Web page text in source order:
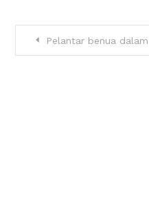
Pelantar benua dalam kawasan